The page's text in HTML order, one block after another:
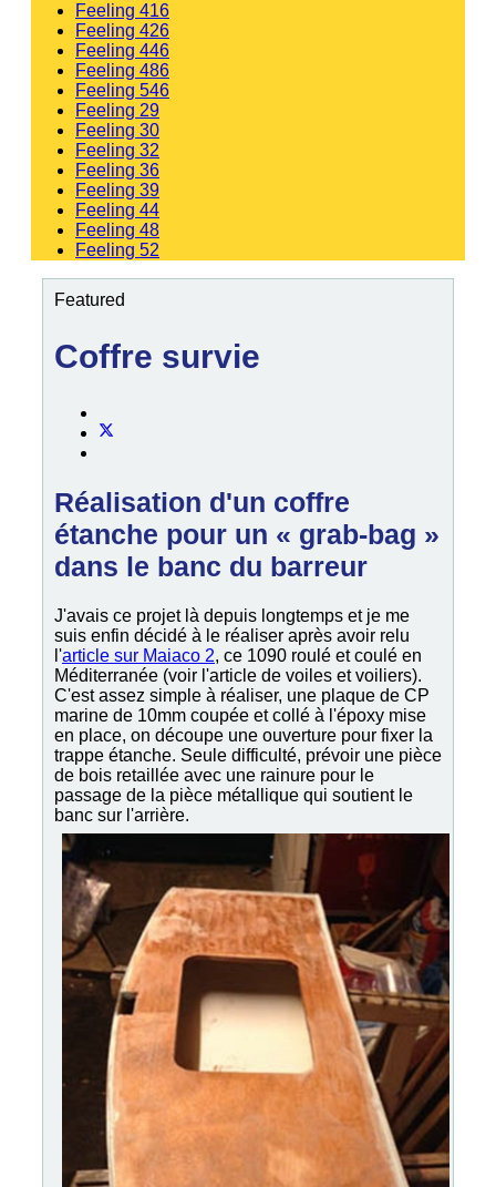
Feeling 416
Feeling 426
Feeling 446
Feeling 486
Feeling 546
Feeling 29
Feeling 30
Feeling 32
Feeling 36
Feeling 39
Feeling 44
Feeling 48
Feeling 52
Featured
Coffre survie
Réalisation d'un coffre
étanche pour un « grab-bag »
dans le banc du barreur
J'avais ce projet là depuis longtemps et je me
suis enfin décidé à le réaliser après avoir relu
l'article sur Maiaco 2, ce 1090 roulé et coulé en
Méditerranée (voir l'article de voiles et voiliers).
C'est assez simple à réaliser, une plaque de CP
marine de 10mm coupée et collé à l'époxy mise
en place, on découpe une ouverture pour fixer la
trappe étanche. Seule difficulté, prévoir une pièce
de bois retaillée avec une rainure pour le
passage de la pièce métallique qui soutient le
banc sur l'arrière.